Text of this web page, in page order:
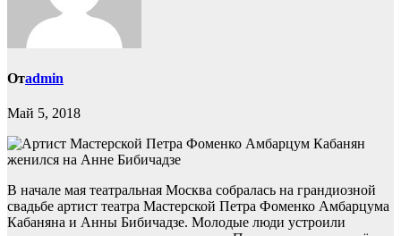
Отadmin
Май 5, 2018
В начале мая театральная Москва собралась на грандиозной
свадьбе артист театра Мастерской Петра Фоменко Амбарцума
Кабаняна и Анны Бибичадзе. Молодые люди устроили